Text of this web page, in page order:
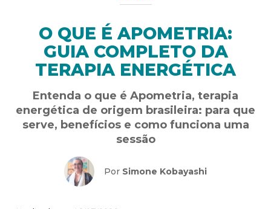
O QUE É APOMETRIA:
GUIA COMPLETO DA
TERAPIA ENERGÉTICA
Entenda o que é Apometria, terapia
energética de origem brasileira: para que
serve, benefícios e como funciona uma
sessão
Por Simone Kobayashi